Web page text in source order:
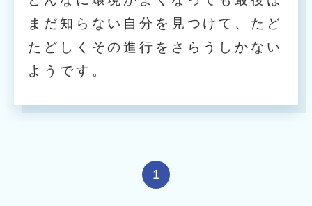
まだ知らない自分を見つけて、たど
たどしくその進行をさらうしかない
ようです。
1